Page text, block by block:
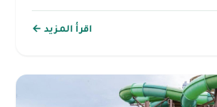
اقرأ المزيد ←